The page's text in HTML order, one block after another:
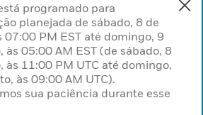
programado para
planejada de sábado, 8 de
07:00 PM EST até domingo, 9
às 05:00 AM EST (de sábado, 8
às 11:00 PM UTC até domingo,
às 09:00 AM UTC).
sua paciência durante esse